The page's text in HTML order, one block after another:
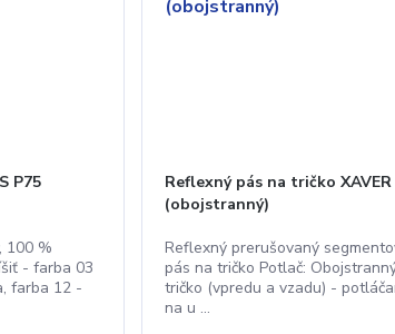
P75
100 %
- farba 03
farba 12 -
Reflexný pás na tričko XAVER
(obojstranný)
Reflexný prerušovaný
pás na tričko Potlač:
tričko (vpredu a vzadu) -
na u ...